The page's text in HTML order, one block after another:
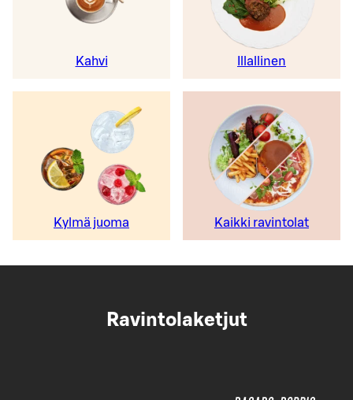
Kahvi Illallinen
Kylmä juoma Kaikki ravintolat
Ravintolaketjut